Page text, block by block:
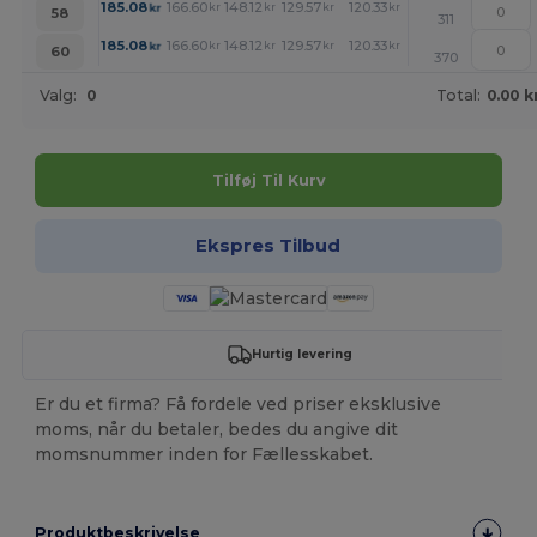
58
185.08kr 166.60 kr 148.12 kr 129.57 kr 120.33 kr +
311
60
185.08kr 166.60 kr 148.12 kr 129.57 kr 120.33 kr +
370
Valg: 0 Total: 0.00
Tilføj Til Kurv
Ekspres Tilbud
Hurtig levering
Er du et firma? Få fordele ved priser eksklusive
moms, når du betaler, bedes du angive dit
momsnummer inden for Fællesskabet.
Produktbeskrivelse